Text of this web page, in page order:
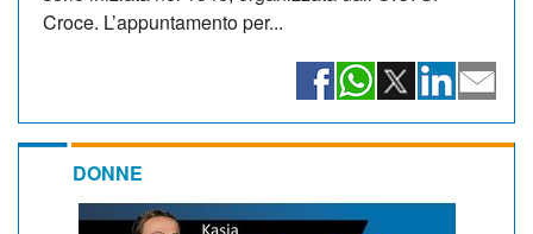
Croce. L’appuntamento per...
DONNE